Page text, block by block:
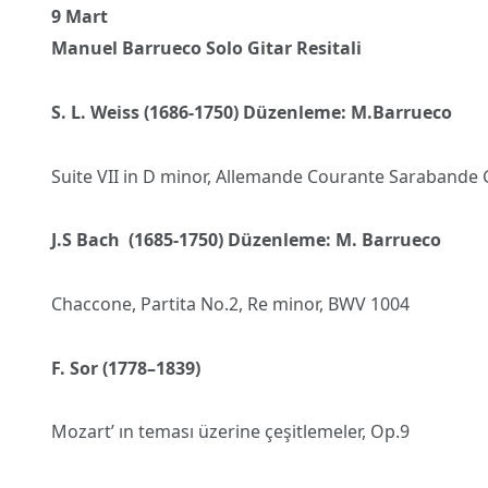
9 Mart
Manuel Barrueco Solo Gitar Resitali
S. L. Weiss (1686-1750) Düzenleme: M.Barrueco
Suite VII in D minor, Allemande Courante Sarabande
J.S Bach (1685-1750) Düzenleme: M. Barrueco
Chaccone, Partita No.2, Re minor, BWV 1004
F. Sor (1778–1839)
Mozart’ ın teması üzerine çeşitlemeler, Op.9